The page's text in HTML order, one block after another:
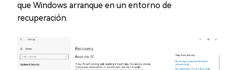
que Windows arranque en un entorno de
recuperación.